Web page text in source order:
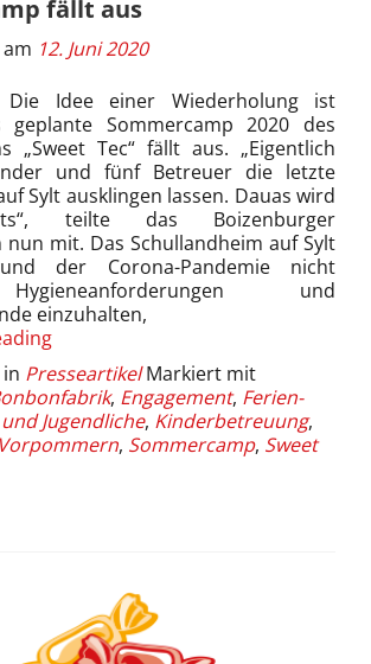
fällt aus
12. Juni 2020
Die Idee einer Wiederholung ist
geplante Sommercamp 2020 des
„Sweet Tec“ fällt aus. „Eigentlich
und fünf Betreuer die letzte
Sylt ausklingen lassen. Dauas wird
teilte das Boizenburger
mit. Das Schullandheim auf Sylt
der Corona-Pandemie nicht
und
einzuhalten,
Sommercamp
aus
Presseartikel Markiert mit
, Engagement, Ferien-
Jugendliche, Kinderbetreuung,
, Sommercamp, Sweet